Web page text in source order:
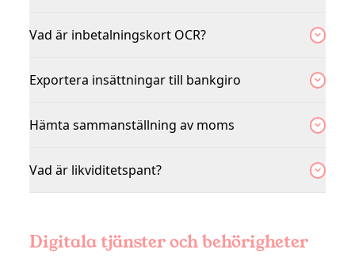
Vad är inbetalningskort OCR?
Exportera insättningar till bankgiro
Hämta sammanställning av moms
Vad är likviditetspant?
Digitala tjänster och behörigheter